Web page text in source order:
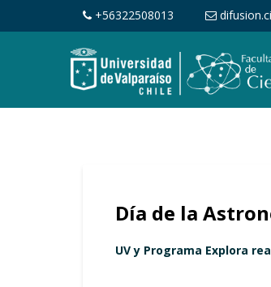
+56322508013
Día de la
UV y Programa Explora